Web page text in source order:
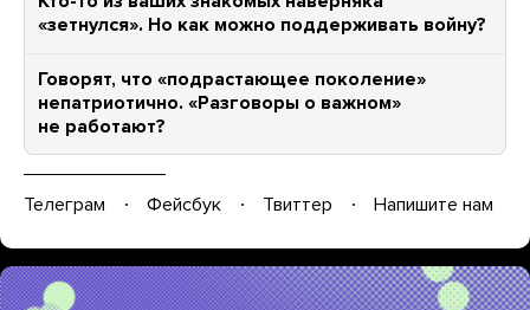
«зетнулся». Но как можно поддерживать войну?
Говорят, что «подрастающее поколение»
непатриотично. «Разговоры о важном»
не работают?
Телеграм Фейсбук Твиттер Напишите нам